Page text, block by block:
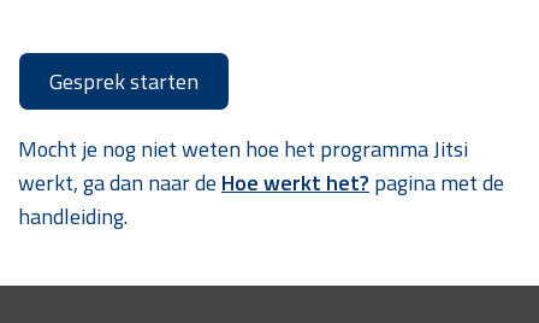
Gesprek starten
Mocht je nog niet weten hoe het programma Jitsi
werkt, ga dan naar de Hoe werkt het? pagina met de
handleiding.